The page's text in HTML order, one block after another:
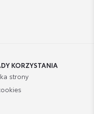
KORZYSTANIA
strony